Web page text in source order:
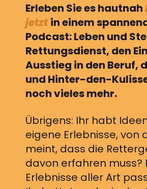
Erleben Sie es hautnah
jetzt in einem
Podcast: Leben und
Rettungsdienst, den
Ausstieg in den Beruf,
und Hinter-den-
noch vieles mehr.
Übrigens: Ihr habt
eigene Erlebnisse, von
meint, dass die
davon erfahren muss?
Erlebnisse aller Art